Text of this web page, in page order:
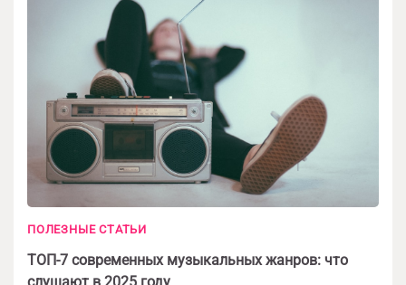
ПОЛЕЗНЫЕ СТАТЬИ
ТОП-7 современных музыкальных жанров: что